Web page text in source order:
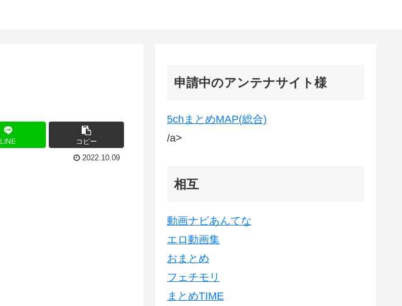
LINE コピー
2022.10.09
申請中のアンテナサイト様
5chまとめMAP(総合)
/a>
相互
動画ナビあんてな
エロ動画集
おまとめ
フェチモリ
まとめTIME